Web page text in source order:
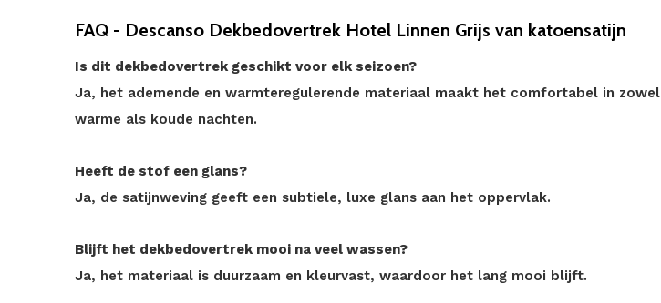
FAQ - Descanso Dekbedovertrek Hotel Linnen Grijs van katoensatijn
Is dit dekbedovertrek geschikt voor elk seizoen?
Ja, het ademende en warmteregulerende materiaal maakt het comfortabel in zowel
warme als koude nachten.
Heeft de stof een glans?
Ja, de satijnweving geeft een subtiele, luxe glans aan het oppervlak.
Blijft het dekbedovertrek mooi na veel wassen?
Ja, het materiaal is duurzaam en kleurvast, waardoor het lang mooi blijft.